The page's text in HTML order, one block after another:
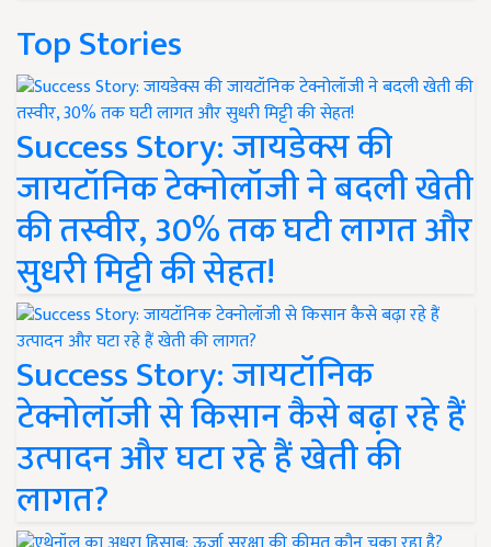
Top Stories
Success Story: जायडेक्स की
जायटॉनिक टेक्नोलॉजी ने बदली खेती
की तस्वीर, 30% तक घटी लागत और
सुधरी मिट्टी की सेहत!
Success Story: जायटॉनिक
टेक्नोलॉजी से किसान कैसे बढ़ा रहे हैं
उत्पादन और घटा रहे हैं खेती की
लागत?